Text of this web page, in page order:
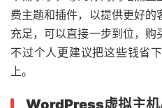
费主题和插件，以提供更好
充足，可以直接一步到位，购
不过个人更建议把这些钱省
上。